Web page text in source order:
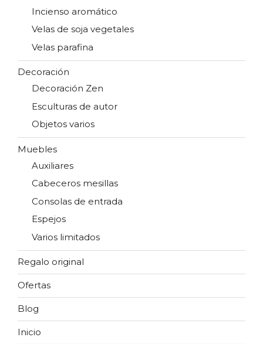
Incienso aromático
Velas de soja vegetales
Velas parafina
Decoración
Decoración Zen
Esculturas de autor
Objetos varios
Muebles
Auxiliares
Cabeceros mesillas
Consolas de entrada
Espejos
Varios limitados
Regalo original
Ofertas
Blog
Inicio